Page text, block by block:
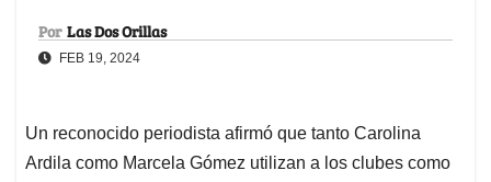
Por Las Dos Orillas
FEB 19, 2024
Un reconocido periodista afirmó que tanto Carolina
Ardila como Marcela Gómez utilizan a los clubes como